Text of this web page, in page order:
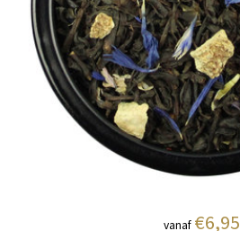
vanaf €6,95